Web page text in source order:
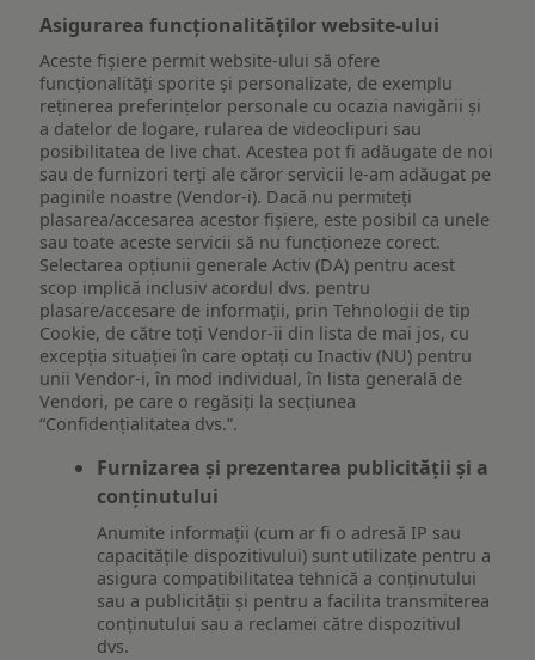
Asigurarea funcționalităților website-ului
Aceste fișiere permit website-ului să ofere
funcționalități sporite și personalizate, de exemplu
reţinerea preferinţelor personale cu ocazia navigării și
a datelor de logare, rularea de videoclipuri sau
posibilitatea de live chat. Acestea pot fi adăugate de noi
sau de furnizori terți ale căror servicii le-am adăugat pe
paginile noastre (Vendor-i). Dacă nu permiteți
plasarea/accesarea acestor fișiere, este posibil ca unele
sau toate aceste servicii să nu funcționeze corect.
Selectarea opțiunii generale Activ (DA) pentru acest
scop implică inclusiv acordul dvs. pentru
plasare/accesare de informații, prin Tehnologii de tip
Cookie, de către toți Vendor-ii din lista de mai jos, cu
excepția situației în care optați cu Inactiv (NU) pentru
unii Vendor-i, în mod individual, în lista generală de
Vendori, pe care o regăsiți la secțiunea
“Confidențialitatea dvs.”.
Furnizarea și prezentarea publicității și a
conținutului
Anumite informații (cum ar fi o adresă IP sau
capacitățile dispozitivului) sunt utilizate pentru a
asigura compatibilitatea tehnică a conținutului
sau a publicității și pentru a facilita transmiterea
conținutului sau a reclamei către dispozitivul
dvs.